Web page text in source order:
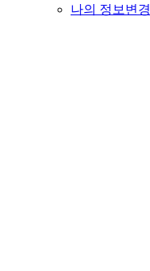
나의 정보변경